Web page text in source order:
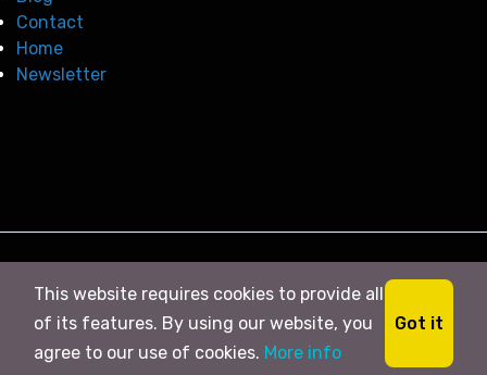
Contact
Home
Newsletter
This website requires cookies to provide all
of its features. By using our website, you
agree to our use of cookies. More info
Got it